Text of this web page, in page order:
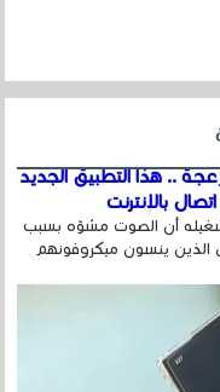
.. هذا التطبيق الجديد
بالإنترنت
أن الصوت مشوّه بسبب
ينسون ميكروفونهم